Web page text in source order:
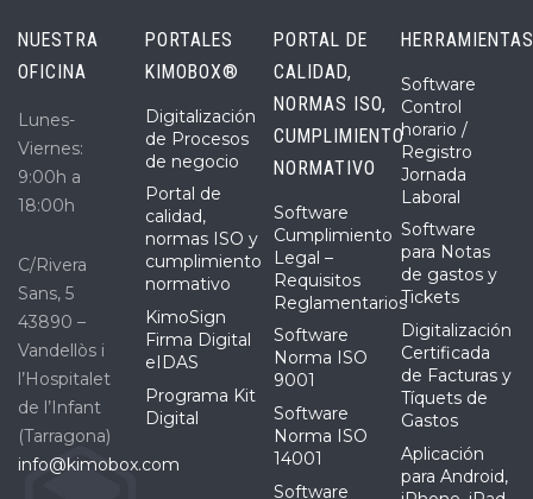
NUESTRA
OFICINA
Lunes-
Viernes:
9:00h a
18:00h
C/Rivera
Sans, 5
43890 –
Vandellòs i
l’Hospitalet
de l’Infant
(Tarragona)
info@kimobox.com
PORTALES
KIMOBOX®
Digitalización
de Procesos
de negocio
Portal de
calidad,
normas ISO y
cumplimiento
normativo
KimoSign
Firma Digital
eIDAS
Programa Kit
Digital
PORTAL DE
CALIDAD,
NORMAS ISO,
CUMPLIMIENTO
NORMATIVO
Software
Cumplimiento
Legal –
Requisitos
Reglamentarios
Software
Norma ISO
9001
Software
Norma ISO
14001
Software
Software
Control
horario /
Registro
Jornada
Laboral
Software
para Notas
de gastos y
Tickets
Digitalización
Certificada
de Facturas y
Tíquets de
Gastos
Aplicación
para Android,